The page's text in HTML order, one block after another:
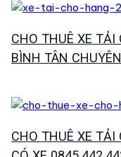
CHO THUÊ XE
BÌNH TÂN
CHO THUÊ XE TẢI